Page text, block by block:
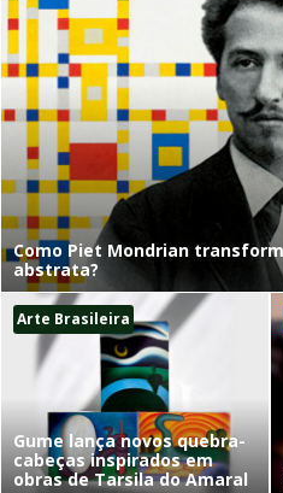
Como Piet Mondrian
abstrata?
Arte Brasileira
Gume lança novos quebra-
cabeças inspirados em
obras de Tarsila do Amaral